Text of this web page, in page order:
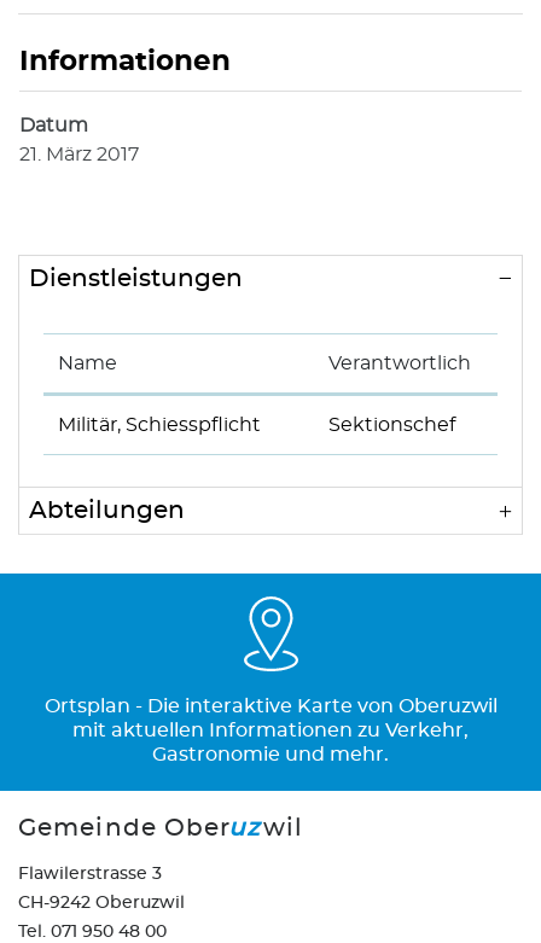
Informationen
Datum
21. März 2017
Zugehörige Objekte
Dienstleistungen
Name Verantwortlich
Militär, Schiesspflicht Sektionschef
Abteilungen
Ortsplan - Die interaktive Karte von Oberuzwil
mit aktuellen Informationen zu Verkehr,
Gastronomie und mehr.
Gemeinde Oberuzwil
Flawilerstrasse 3
CH-9242 Oberuzwil
Tel. 071 950 48 00